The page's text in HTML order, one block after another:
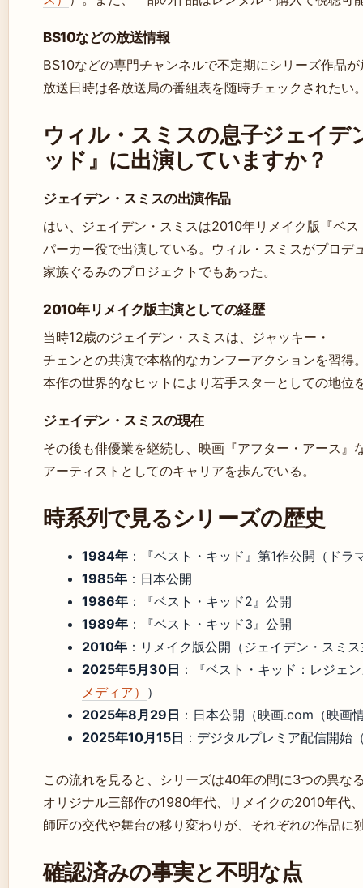
BS10などの放送情報
BS10などの専門チャンネルで不定期にシリーズ作品
放送日時は各放送局の番組表を随時チェックされたい
ウィル・スミスの息子ジェイ
ッド』に出演していますか？
ジェイデン・スミスの出演作品
はい、ジェイデン・スミスは2010年リメイク版『ベ
パーカー役で出演している。ウィル・スミスがプロデ
家族ぐるみのプロジェクトでもあった。
2010年リメイク版主演としての経歴
当時12歳のジェイデン・スミスは、ジャッキー・
チェンとの共演で本格的なカンフーアクションを習得
本作の世界的なヒットにより若手スターとしての地位
ジェイデン・スミスの現在
その後も俳優業を継続し、映画『アフター・アース』
アーティストとしてのキャリアを歩んでいる。
時系列で見るシリーズの歴史
1984年 ：『ベスト・キッド』第1作公開（ド
1985年 ：日本公開
1986年 ：『ベスト・キッド2』公開
1989年 ：『ベスト・キッド3』公開
2010年 ：リメイク版公開（ジェイデン・スミ
2025年5月30日 ：『ベスト・キッド：レジェ
メディア） ）
2025年8月29日 ：日本公開（映画.com（映画
2025年10月15日 ：デジタルプレミア配信開始
この流れを見ると、シリーズは40年の間に3つの異な
オリジナル三部作の1980年代、リメイクの2010年代
師匠の交代や舞台の移り変わりが、それぞれの作品に
確認済みの事実と不明な点